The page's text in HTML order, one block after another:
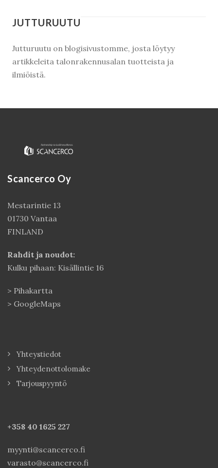
JUTTURUUTU
Jutturuutu on blogisivustomme, josta löytyy
artikkeleita talonrakennusalan tuotteista ja
ilmiöistä.
Scancerco Oy
Mestarintie 13
01730 Vantaa
FINLAND
Rahdit ja noudot:
Kulku pihaan: Kisällintie 16
> Pihakartta
> GoogleMaps
Yhteystiedot
Yhteydenottolomake
Tarjouspyyntö
+358 40 1625 227
myynti@scancerco.fi
varasto@scancerco.fi